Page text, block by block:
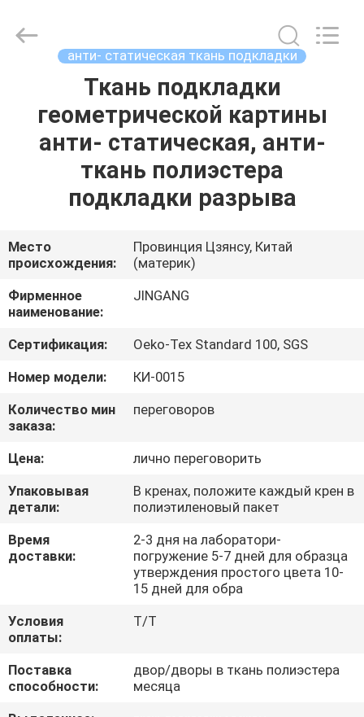
ПРОДУКТЫ
ПУТЕШЕСТВИЕ
ФАБРИКИ
ПРОВЕРКА
КАЧЕСТВА
СВЯЖИТЕСЬ
МЫ
НОВОСТИ
СЛУЧАИ
COMPANY
NEWS
КАРТА
Jingang
Textile
анти- статическая ткань подкладки
Ткань подкладки
геометрической картины
анти- статическая, анти-
ткань полиэстера
подкладки разрыва
Место
происхождения:
Провинция Цзянсу, Китай
(материк)
Фирменное
наименование:
JINGANG
Сертификация:
Oeko-Tex Standard 100, SGS
Номер модели:
КИ-0015
Количество мин
заказа:
переговоров
Цена:
лично переговорить
Упаковывая
детали:
В кренах, положите каждый крен в
полиэтиленовый пакет
Время
доставки:
2-3 дня на лаборатори-
погружение 5-7 дней для образца
утверждения простого цвета 10-
15 дней для обра
Условия
оплаты:
T/T
Поставка
способности:
двор/дворы в ткань полиэстера
месяца